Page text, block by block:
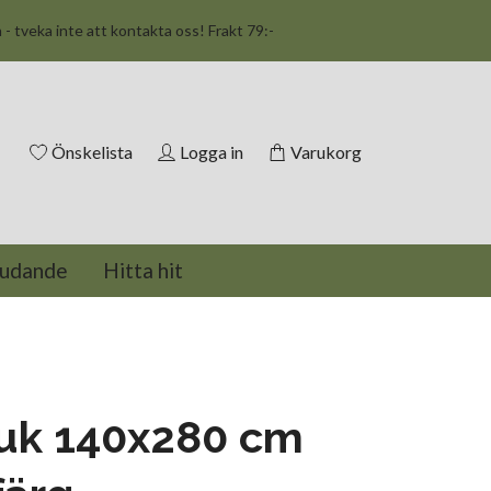
- tveka inte att kontakta oss! Frakt 79:-
Önskelista Logga in Varukorg
Hitta hit
140x280 cm